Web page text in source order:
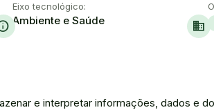
Eixo tecnológico:
Ambiente e Saúde domain
e interpretar informações, dados e